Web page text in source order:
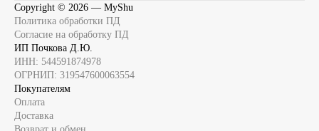
Copyright © 2026 — MyShu
Политика обработки ПД
Согласие на обработку ПД
ИП Почкова Д.Ю.
ИНН: 544591874978
ОГРНИП: 319547600063554
Покупателям
Оплата
Доставка